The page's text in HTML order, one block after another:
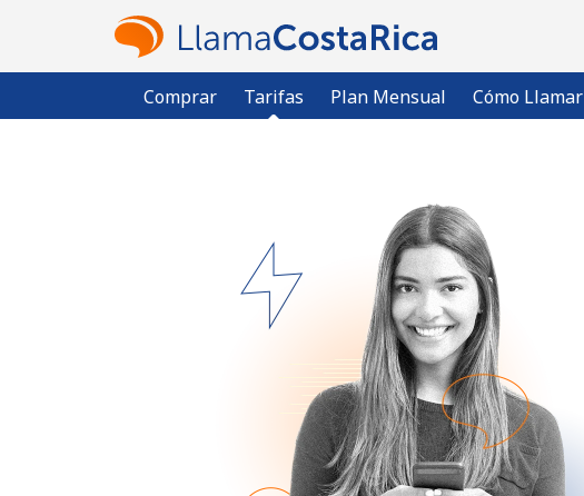
Comprar Tarifas Plan Mensual Cómo Llamar